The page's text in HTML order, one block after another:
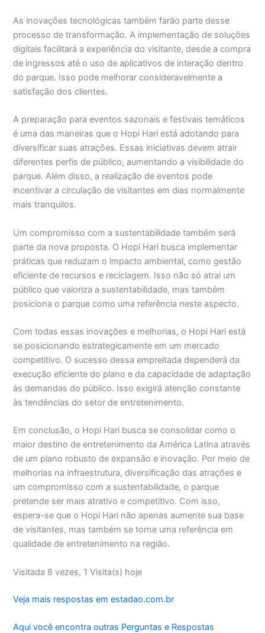
As inovações tecnológicas também farão parte desse
processo de transformação. A implementação de soluções
digitais facilitará a experiência do visitante, desde a compra
de ingressos até o uso de aplicativos de interação dentro
do parque. Isso pode melhorar consideravelmente a
satisfação dos clientes.
A preparação para eventos sazonais e festivais temáticos
é uma das maneiras que o Hopi Hari está adotando para
diversificar suas atrações. Essas iniciativas devem atrair
diferentes perfis de público, aumentando a visibilidade do
parque. Além disso, a realização de eventos pode
incentivar a circulação de visitantes em dias normalmente
mais tranquilos.
Um compromisso com a sustentabilidade também será
parte da nova proposta. O Hopi Hari busca implementar
práticas que reduzam o impacto ambiental, como gestão
eficiente de recursos e reciclagem. Isso não só atrai um
público que valoriza a sustentabilidade, mas também
posiciona o parque como uma referência neste aspecto.
Com todas essas inovações e melhorias, o Hopi Hari está
se posicionando estrategicamente em um mercado
competitivo. O sucesso dessa empreitada dependerá da
execução eficiente do plano e da capacidade de adaptação
às demandas do público. Isso exigirá atenção constante
às tendências do setor de entretenimento.
Em conclusão, o Hopi Hari busca se consolidar como o
maior destino de entretenimento da América Latina através
de um plano robusto de expansão e inovação. Por meio de
melhorias na infraestrutura, diversificação das atrações e
um compromisso com a sustentabilidade, o parque
pretende ser mais atrativo e competitivo. Com isso,
espera-se que o Hopi Hari não apenas aumente sua base
de visitantes, mas também se torne uma referência em
qualidade de entretenimento na região.
Visitada 8 vezes, 1 Visita(s) hoje
Veja mais respostas em estadao.com.br
Aqui você encontra outras Perguntas e Respostas